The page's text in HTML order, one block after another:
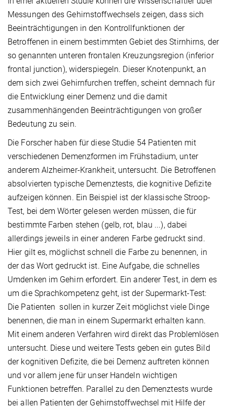
Messungen des Gehirnstoffwechsels zeigen, dass sich
Beeinträchtigungen in den Kontrollfunktionen der
Betroffenen in einem bestimmten Gebiet des Stirnhirns, der
so genannten unteren frontalen Kreuzungsregion (inferior
frontal junction), widerspiegeln. Dieser Knotenpunkt, an
dem sich zwei Gehirnfurchen treffen, scheint demnach für
die Entwicklung einer Demenz und die damit
zusammenhängenden Beeinträchtigungen von großer
Bedeutung zu sein.
Die Forscher haben für diese Studie 54 Patienten mit
verschiedenen Demenzformen im Frühstadium, unter
anderem Alzheimer-Krankheit, untersucht. Die Betroffenen
absolvierten typische Demenztests, die kognitive Defizite
aufzeigen können. Ein Beispiel ist der klassische Stroop-
Test, bei dem Wörter gelesen werden müssen, die für
bestimmte Farben stehen (gelb, rot, blau ...), dabei
allerdings jeweils in einer anderen Farbe gedruckt sind.
Hier gilt es, möglichst schnell die Farbe zu benennen, in
der das Wort gedruckt ist. Eine Aufgabe, die schnelles
Umdenken im Gehirn erfordert. Ein anderer Test, in dem es
um die Sprachkompetenz geht, ist der Supermarkt-Test:
Die Patienten sollen in kurzer Zeit möglichst viele Dinge
benennen, die man in einem Supermarkt erhalten kann.
Mit einem anderen Verfahren wird direkt das Problemlösen
untersucht. Diese und weitere Tests geben ein gutes Bild
der kognitiven Defizite, die bei Demenz auftreten können
und vor allem jene für unser Handeln wichtigen
Funktionen betreffen. Parallel zu den Demenztests wurde
bei allen Patienten der Gehirnstoffwechsel mit Hilfe der